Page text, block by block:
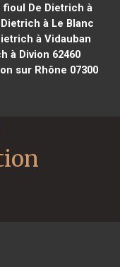
De Dietrich à
à Le Blanc
à Vidauban
à Divion 62460
sur Rhône 07300